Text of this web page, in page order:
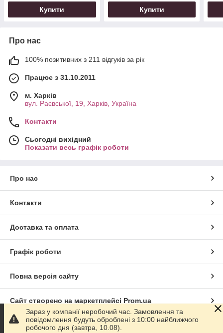
Купити Купити
Про нас
100% позитивних з 211 відгуків за рік
Працює з 31.10.2011
м. Харків
вул. Раєвської, 19, Харків, Україна
Контакти
Сьогодні вихідний
Показати весь графік роботи
Про нас
Контакти
Доставка та оплата
Графік роботи
Повна версія сайту
Сайт створено на маркетплейсі Prom.ua
Політика конфіденційності
Зараз у компанії неробочий час. Замовлення та
повідомлення будуть оброблені з 10:00 найближчого
робочого дня (завтра, 10.08).